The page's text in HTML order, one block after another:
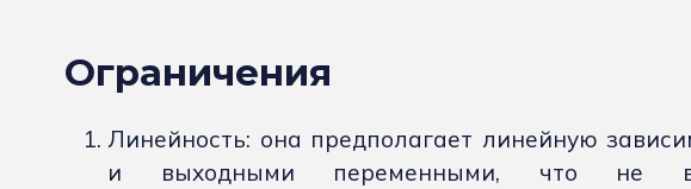
Ограничения
Линейность: она предполагает линейную
и выходными переменными, что не